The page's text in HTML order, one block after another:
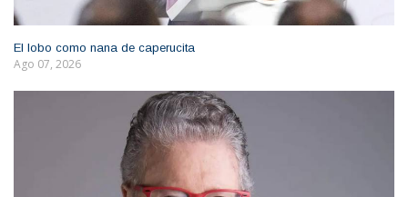
El lobo como nana de caperucita
Ago 07, 2026